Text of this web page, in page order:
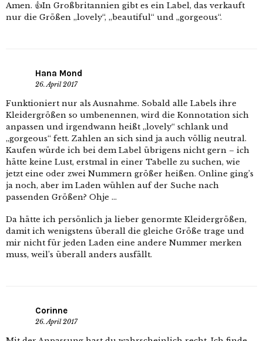
Amen. 👍In Großbritannien gibt es ein Label, das verkauft
nur die Größen „lovely“, „beautiful“ und „gorgeous“.
Hana Mond
26. April 2017
Funktioniert nur als Ausnahme. Sobald alle Labels ihre
Kleidergrößen so umbenennen, wird die Konnotation sich
anpassen und irgendwann heißt „lovely“ schlank und
„gorgeous“ fett. Zahlen an sich sind ja auch völlig neutral.
Kaufen würde ich bei dem Label übrigens nicht gern – ich
hätte keine Lust, erstmal in einer Tabelle zu suchen, wie
jetzt eine oder zwei Nummern größer heißen. Online ging’s
ja noch, aber im Laden wühlen auf der Suche nach
passenden Größen? Ohje …
Da hätte ich persönlich ja lieber genormte Kleidergrößen,
damit ich wenigstens überall die gleiche Größe trage und
mir nicht für jeden Laden eine andere Nummer merken
muss, weil’s überall anders ausfällt.
Corinne
26. April 2017